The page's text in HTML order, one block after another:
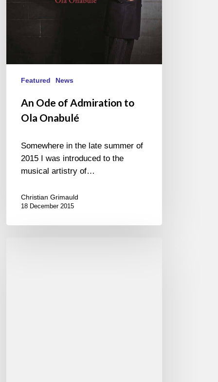
Featured News
An Ode of Admiration to
Ola Onabulé
Somewhere in the late summer of
2015 I was introduced to the
musical artistry of…
Christian Grimauld
18 December 2015